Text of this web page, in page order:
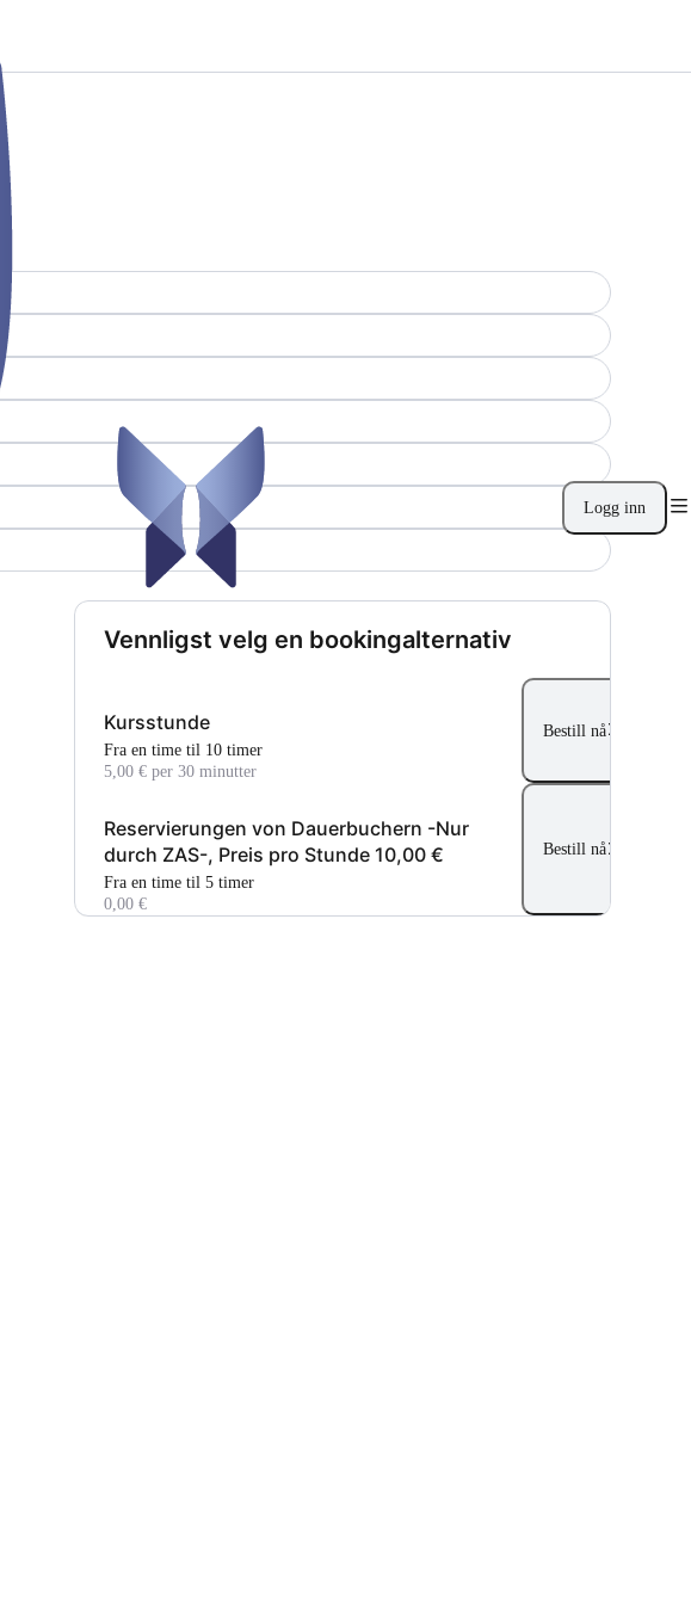
Logg inn
Vennligst velg en bookingalternativ
Kursstunde
Fra en time til 10 timer
5,00 € per 30 minutter
Bestill nå
Reservierungen von Dauerbuchern -Nur
durch ZAS-, Preis pro Stunde 10,00 €
Fra en time til 5 timer
0,00 €
Bestill nå